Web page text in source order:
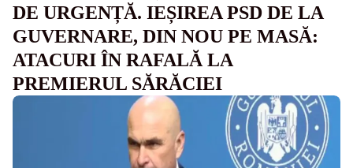
DE URGENȚĂ. IEȘIREA PSD DE LA
GUVERNARE, DIN NOU PE MASĂ:
ATACURI ÎN RAFALĂ LA
PREMIERUL SĂRĂCIEI